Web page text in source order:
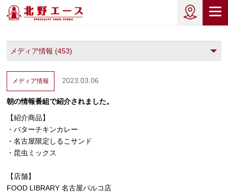
メディア情報 2023.03.06
朝の情報番組で紹介されました。
【紹介商品】
・バターチキンカレー
・名古屋限定しるこサンド
・昆虫ミックス
【店舗】
FOOD LIBRARY 名古屋パルコ店